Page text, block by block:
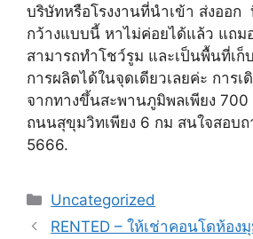
บริษัทหรือโรงงานที่นำเข้า ส่งออ
กว้างแบบนี้ หาไม่ค่อยได้แล้ว แถม
สามารถทำโชว์รูม และเป็นพื้นที่เ
การผลิตได้ในจุดเดียวเลยค่ะ การเ
จากทางขึ้นสะพานภูมิพลเพียง 700
ถนนสุขุมวิทเพียง 6 กม สนใจสอบ
5666.
Uncategorized
RENTED – ให้เช่าคอนโดห้อง